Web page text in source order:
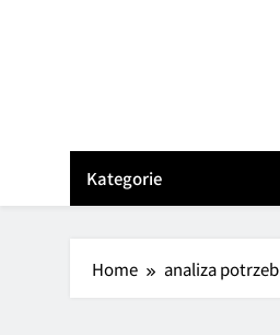
Kategorie
Home analiza potrzeb